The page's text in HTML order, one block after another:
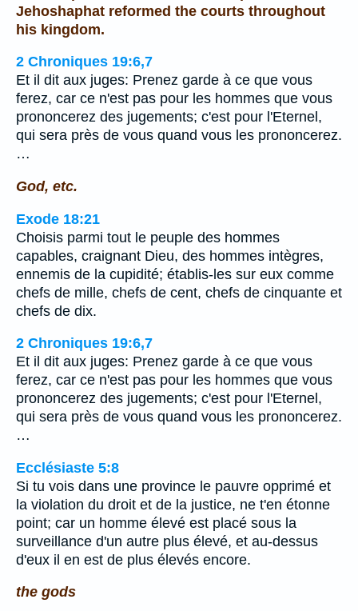
Jehoshaphat reformed the courts throughout
his kingdom.
2 Chroniques 19:6,7
Et il dit aux juges: Prenez garde à ce que vous
ferez, car ce n'est pas pour les hommes que vous
prononcerez des jugements; c'est pour l'Eternel,
qui sera près de vous quand vous les prononcerez.
…
God, etc.
Exode 18:21
Choisis parmi tout le peuple des hommes
capables, craignant Dieu, des hommes intègres,
ennemis de la cupidité; établis-les sur eux comme
chefs de mille, chefs de cent, chefs de cinquante et
chefs de dix.
2 Chroniques 19:6,7
Et il dit aux juges: Prenez garde à ce que vous
ferez, car ce n'est pas pour les hommes que vous
prononcerez des jugements; c'est pour l'Eternel,
qui sera près de vous quand vous les prononcerez.
…
Ecclésiaste 5:8
Si tu vois dans une province le pauvre opprimé et
la violation du droit et de la justice, ne t'en étonne
point; car un homme élevé est placé sous la
surveillance d'un autre plus élevé, et au-dessus
d'eux il en est de plus élevés encore.
the gods